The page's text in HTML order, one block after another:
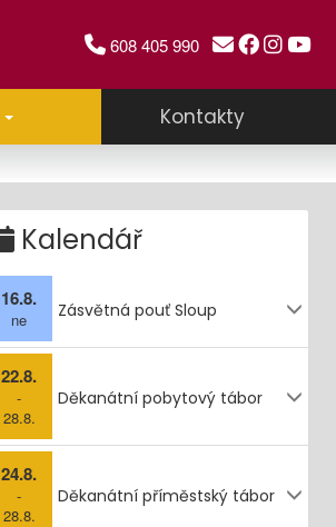
608 405 990
Kontakty
Kalendář
16.8.
ne Zásvětná pouť Sloup
22.8.
-
28.8.
Děkanátní pobytový tábor
24.8.
-
28.8.
Děkanátní příměstský tábor